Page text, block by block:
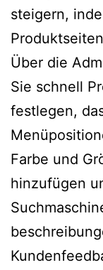
steigern,
Über die
Sie schnell
festlegen,
Farbe und
hinzufügen